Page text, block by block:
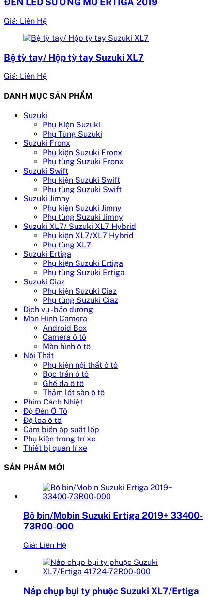
Giá: Liên Hệ
Bệ tỳ tay/ Hộp tỳ tay Suzuki XL7
Giá: Liên Hệ
DANH MỤC SẢN PHẨM
Suzuki
Phụ Kiện Suzuki
Phụ Tùng Suzuki
Suzuki Fronx
Phụ kiện Suzuki Fronx
Phụ tùng Suzuki Fronx
Suzuki Swift
Phụ kiện Suzuki Swift
Phụ tùng Suzuki Swift
Suzuki Jimny
Phụ kiện Suzuki Jimny
Phụ tùng Suzuki Jimny
Suzuki XL7/ Suzuki XL7 Hybrid
Phụ kiện XL7/XL7 Hybrid
Phụ tùng XL7
Suzuki Ertiga
Phụ kiện Suzuki Ertiga
Phụ tùng Suzuki Ertiga
Suzuki Ciaz
Phụ kiện Suzuki Ciaz
Phụ tùng Suzuki Ciaz
Dịch vụ - bảo dưỡng
Màn Hình Camera
Android Box
Camera ô tô
Màn hình ô tô
Nội Thất
Phụ kiện nội thất ô tô
Bọc trần ô tô
Ghế da ô tô
Thảm lót sàn ô tô
Phim Cách Nhiệt
Độ Đèn Ô Tô
Độ loa ô tô
Cảm biến áp suất lốp
Phụ kiện trang trí xe
Thiết bị quản lí xe
SẢN PHẨM MỚI
Bô bin/Mobin Suzuki Ertiga 2019+ 33400-
73R00-000
Giá: Liên Hệ
Nắp chụp bụi ty phuộc Suzuki XL7/Ertiga